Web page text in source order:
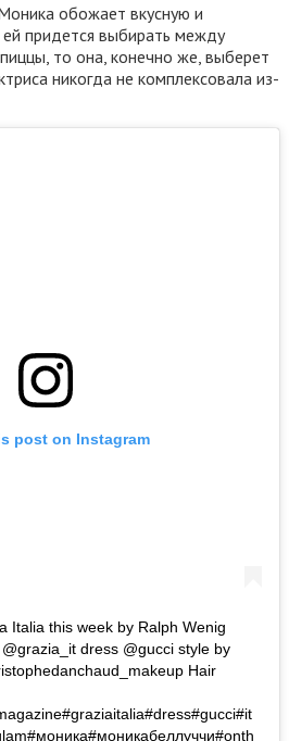
обожает вкусную и
придется выбирать между
то она, конечно же, выберет
никогда не комплексовала из-
post on Instagram
Italia this week by Ralph Wenig
dress @gucci style by
Hair